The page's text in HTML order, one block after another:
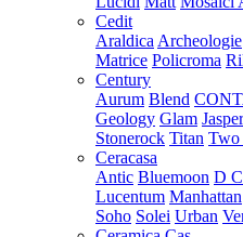
Cedit
Araldica Archeologie
Matrice Policroma
Century
Aurum Blend
Geology Glam Jasper
Stonerock Titan Two
Ceracasa
Antic Bluemoon D
Lucentum Manhattan
Soho Solei Urban